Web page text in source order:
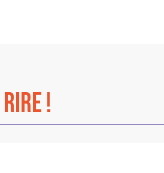
!